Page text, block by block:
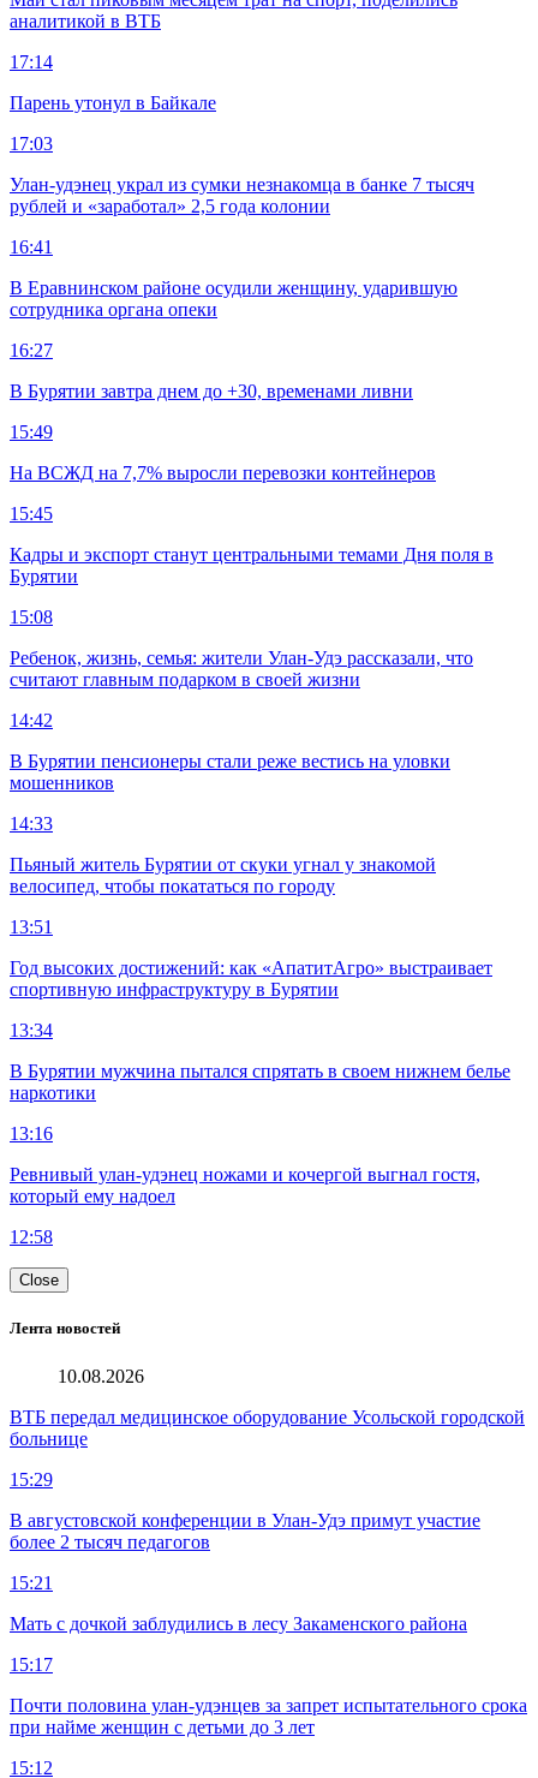
аналитикой в ВТБ
17:14
Парень утонул в Байкале
17:03
Улан-удэнец украл из сумки незнакомца в банке 7 тысяч
рублей и «заработал» 2,5 года колонии
16:41
В Еравнинском районе осудили женщину, ударившую
сотрудника органа опеки
16:27
В Бурятии завтра днем до +30, временами ливни
15:49
На ВСЖД на 7,7% выросли перевозки контейнеров
15:45
Кадры и экспорт станут центральными темами Дня поля в
Бурятии
15:08
Ребенок, жизнь, семья: жители Улан-Удэ рассказали, что
считают главным подарком в своей жизни
14:42
В Бурятии пенсионеры стали реже вестись на уловки
мошенников
14:33
Пьяный житель Бурятии от скуки угнал у знакомой
велосипед, чтобы покататься по городу
13:51
Год высоких достижений: как «АпатитАгро» выстраивает
спортивную инфраструктуру в Бурятии
13:34
В Бурятии мужчина пытался спрятать в своем нижнем белье
наркотики
13:16
Ревнивый улан-удэнец ножами и кочергой выгнал гостя,
который ему надоел
12:58
Close
Лента новостей
10.08.2026
ВТБ передал медицинское оборудование Усольской городской
больнице
15:29
В августовской конференции в Улан-Удэ примут участие
более 2 тысяч педагогов
15:21
Мать с дочкой заблудились в лесу Закаменского района
15:17
Почти половина улан-удэнцев за запрет испытательного срока
при найме женщин с детьми до 3 лет
15:12